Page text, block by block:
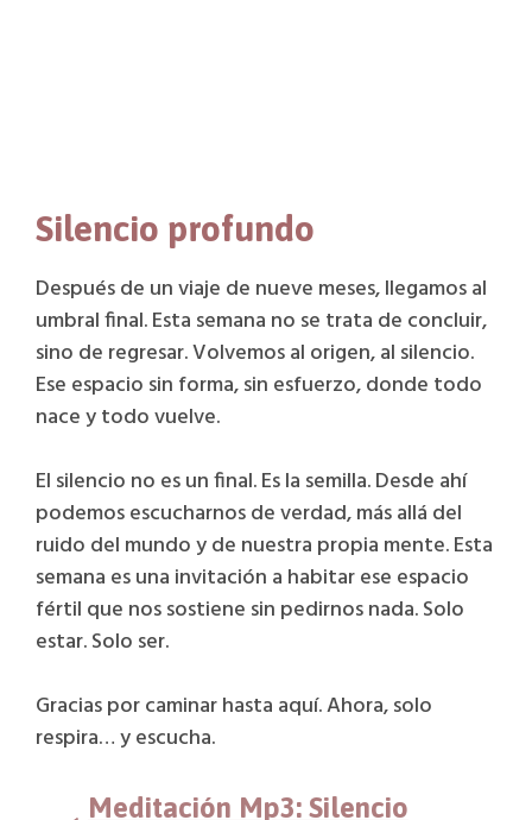
Silencio profundo
Después de un viaje de nueve meses, llegamos al
umbral final. Esta semana no se trata de concluir,
sino de regresar. Volvemos al origen, al silencio.
Ese espacio sin forma, sin esfuerzo, donde todo
nace y todo vuelve.
El silencio no es un final. Es la semilla. Desde ahí
podemos escucharnos de verdad, más allá del
ruido del mundo y de nuestra propia mente. Esta
semana es una invitación a habitar ese espacio
fértil que nos sostiene sin pedirnos nada. Solo
estar. Solo ser.
Gracias por caminar hasta aquí. Ahora, solo
respira… y escucha.
Meditación Mp3: Silencio